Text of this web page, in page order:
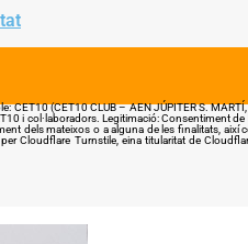
CET10 (CET10 CLUB – AEN JÚPITER S.
i col·laboradors. Legitimació: Consentiment
dels mateixos o a alguna de les finalitats,
Cloudflare Turnstile, eina titularitat de